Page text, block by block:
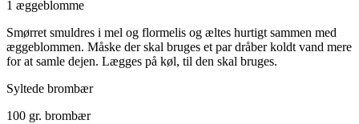
1 æggeblomme
Smørret smuldres i mel og flormelis og æltes hurtigt sammen med
æggeblommen. Måske der skal bruges et par dråber koldt vand mere
for at samle dejen. Lægges på køl, til den skal bruges.
Syltede brombær
100 gr. brombær